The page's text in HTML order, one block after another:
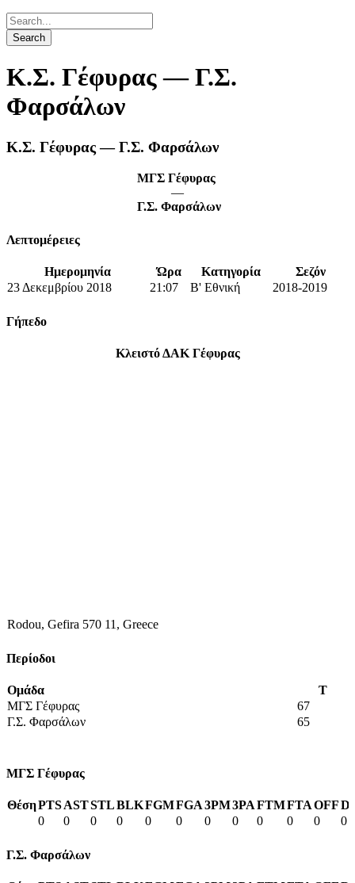
Κ.Σ. Γέφυρας — Γ.Σ.
Φαρσάλων
Κ.Σ. Γέφυρας — Γ.Σ. Φαρσάλων
ΜΓΣ Γέφυρας
—
Γ.Σ. Φαρσάλων
Λεπτομέρειες
Ημερομηνία Ώρα Κατηγορία
Σεζόν
23 Δεκεμβρίου 2018
21:07 Β' Εθνική 2018-2019
Γήπεδο
Κλειστό ΔΑΚ Γέφυρας
Rodou, Gefira 570 11, Greece
Περίοδοι
Ομάδα
T
ΜΓΣ Γέφυρας
67
Γ.Σ. Φαρσάλων
65
ΜΓΣ Γέφυρας
ΘέσηPTSASTSTLBLKFGMFGA3PM3PAFTMFTAOFF
0
0 0 0 0 0 0 0 0 0 0 0
Γ.Σ. Φαρσάλων